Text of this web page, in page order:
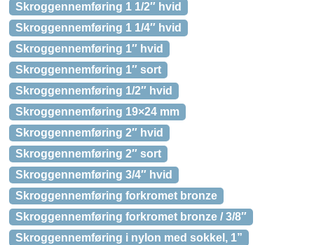
Skroggennemføring 1 1/2″ hvid
Skroggennemføring 1 1/4″ hvid
Skroggennemføring 1″ hvid
Skroggennemføring 1″ sort
Skroggennemføring 1/2″ hvid
Skroggennemføring 19×24 mm
Skroggennemføring 2″ hvid
Skroggennemføring 2″ sort
Skroggennemføring 3/4″ hvid
Skroggennemføring forkromet bronze
Skroggennemføring forkromet bronze / 3/8″
Skroggennemføring i nylon med sokkel, 1”